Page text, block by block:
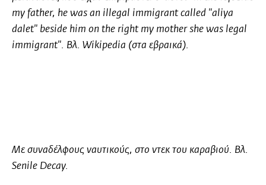
my father, he was an illegal immigrant called "aliya
dalet" beside him on the right my mother she was legal
immigrant". Βλ. Wikipedia (στα εβραικά).
Με συναδέλφους ναυτικούς, στο ντεκ του καραβιού. Βλ.
Senile Decay.